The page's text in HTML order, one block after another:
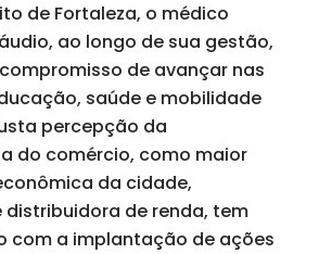
de Fortaleza, o médico
ao longo de sua gestão,
de avançar nas
saúde e mobilidade
percepção da
do comércio, como maior
da cidade,
distribuidora de renda, tem
com a implantação de ações